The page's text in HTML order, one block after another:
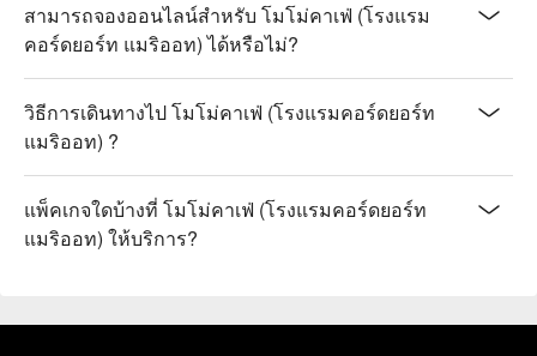
สามารถจองออนไลน์สำหรับ โมโม่คาเฟ่ (โรงแรม
คอร์ดยอร์ท แมริออท) ได้หรือไม่?
วิธีการเดินทางไป โมโม่คาเฟ่ (โรงแรมคอร์ดยอร์ท
แมริออท) ?
แพ็คเกจใดบ้างที่ โมโม่คาเฟ่ (โรงแรมคอร์ดยอร์ท
แมริออท) ให้บริการ?